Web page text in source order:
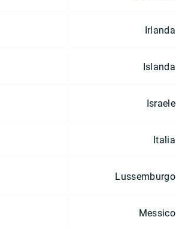
Irlanda
Islanda
Israele
Italia
Lussemburgo
Messico